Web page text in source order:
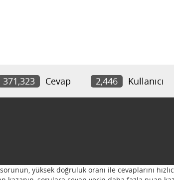
371,323 Cevap 2,446 Kullanıcı
yüksek doğruluk oranı ile cevaplarını